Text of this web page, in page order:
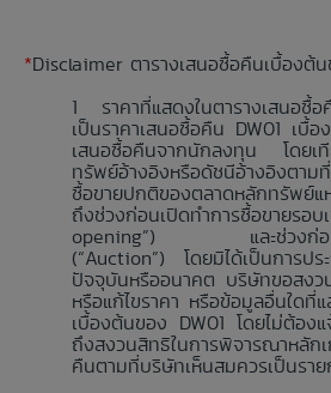
*Disclaimer ตารางเสนอซื้อคืนเบื้องต้น
ราคาที่แสดงในตารางเสนอ
เป็นราคาเสนอซื้อคืน DW01 เบื้
เสนอซื้อคืนจากนักลงทุน โดยเ
ทรัพย์อ้างอิงหรือดัชนีอ้างอิงตามที่
ซื้อขายปกติของตลาดหลักทรัพย์แ
ถึงช่วงก่อนเปิดทำการซื้อขาย
opening”) และช่วงก่อนปิ
(“Auction”) โดยมิได้เป็นการป
ปัจจุบันหรืออนาคต บริษัทขอสงว
หรือแก้ไขราคา หรือข้อมูลอื่นใดที่
เบื้องต้นของ DW01 โดยไม่ต้อง
ถึงสงวนสิทธิในการพิจารณาหลัก
คืนตามที่บริษัทเห็นสมควรเป็นรา